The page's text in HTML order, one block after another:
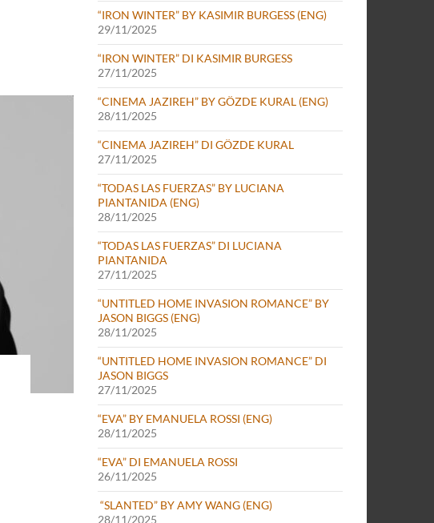
“IRON WINTER” BY KASIMIR BURGESS (ENG)
29/11/2025
“IRON WINTER” DI KASIMIR BURGESS
27/11/2025
“CINEMA JAZIREH” BY GÖZDE KURAL (ENG)
28/11/2025
“CINEMA JAZIREH” DI GÖZDE KURAL
27/11/2025
“TODAS LAS FUERZAS” BY LUCIANA
PIANTANIDA (ENG)
28/11/2025
“TODAS LAS FUERZAS” DI LUCIANA
PIANTANIDA
27/11/2025
“UNTITLED HOME INVASION ROMANCE” BY
JASON BIGGS (ENG)
28/11/2025
“UNTITLED HOME INVASION ROMANCE” DI
JASON BIGGS
27/11/2025
“EVA” BY EMANUELA ROSSI (ENG)
28/11/2025
“EVA” DI EMANUELA ROSSI
26/11/2025
“SLANTED” BY AMY WANG (ENG)
28/11/2025